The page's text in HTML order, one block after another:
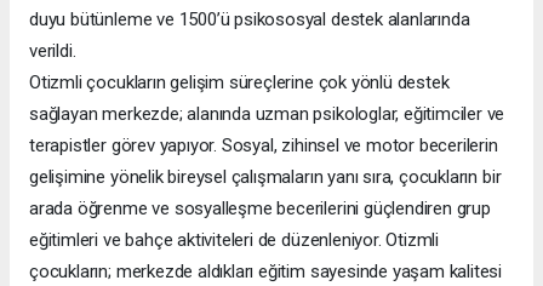
duyu bütünleme ve 1500’ü psikososyal destek alanlarında
verildi.
Otizmli çocukların gelişim süreçlerine çok yönlü destek
sağlayan merkezde; alanında uzman psikologlar, eğitimciler ve
terapistler görev yapıyor. Sosyal, zihinsel ve motor becerilerin
gelişimine yönelik bireysel çalışmaların yanı sıra, çocukların bir
arada öğrenme ve sosyalleşme becerilerini güçlendiren grup
eğitimleri ve bahçe aktiviteleri de düzenleniyor. Otizmli
çocukların; merkezde aldıkları eğitim sayesinde yaşam kalitesi